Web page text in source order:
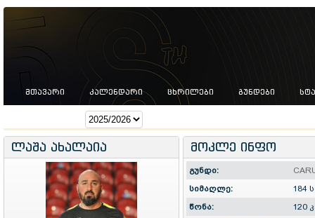
ᲛᲗᲐᲕᲐᲠᲘ ᲙᲐᲚᲔᲜᲓᲐᲠᲘ ᲪᲮᲠᲘᲚᲔᲑᲘ ᲒᲣᲜᲓᲔᲑᲘ
ლაშა ახალაია მოკლე ინფო
გუნდი:
სიმაღლე:
184
წონა:
120